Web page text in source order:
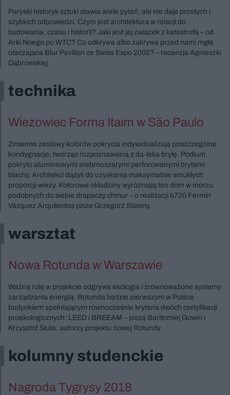
Paryski historyk sztuki stawia wiele pytań, ale nie daje prostych i
szybkich odpowiedzi. Czym jest architektura w relacji do
budowania, czasu i historii? Jaki jest jej związek z katastrofą – od
Arki Noego po WTC? Co odkrywa albo zakrywa przed nami mgła
otaczająca Blur Pavilion ze Swiss Expo 2002? – recenzja Agnieszki
Dąbrowskiej.
technika
Wieżowiec Forma Itaim w São Paulo
Zmienne zestawy kolorów pokrycia indywidualizują poszczególne
kondygnacje, tworząc rozpoznawalną z da-leka bryłę. Podium
pokryto aluminiowymi srebrnoszarymi perforowanymi brytami
blachy. Architekci dążyli do uzyskania maksymalnie smukłych
proporcji wieży. Kolorowe okładziny wyróżniają ten dom w morzu
podobnych do siebie drapaczy chmur – o realizacji b720 Fermín
Vázquez Arquitectos pisze Grzegorz Stiasny.
warsztat
Nowa Rotunda w Warszawie
Ważną rolę w projekcie odgrywa ekologia i zrównoważone systemy
zarządzania energią. Rotunda będzie pierwszym w Polsce
budynkiem spełniającym równocześnie kryteria dwóch certyfikacji
proekologicznych: LEED i BREEAM – piszą Bartłomiej Gowin i
Krzysztof Siuta, autorzy projektu nowej Rotundy.
kolumny studenckie
Nagroda Tygrysy 2018